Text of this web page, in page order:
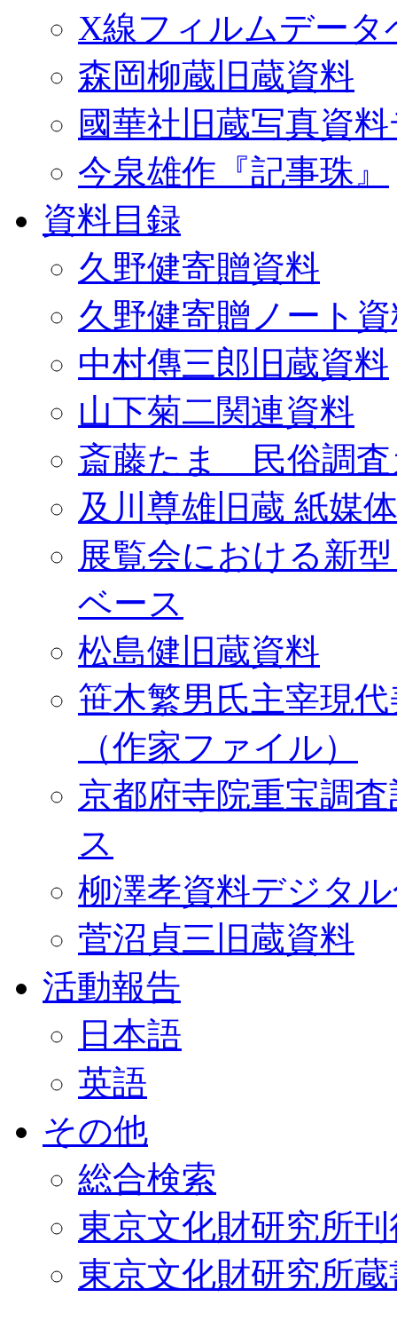
X線フィルムデータ
森岡柳蔵旧蔵資料
國華社旧蔵写真資
今泉雄作『記事珠』
資料目録
久野健寄贈資料
久野健寄贈ノート
中村傳三郎旧蔵資料
山下菊二関連資料
斎藤たま 民俗調査
及川尊雄旧蔵 紙媒
展覧会における新
ベース
松島健旧蔵資料
笹木繁男氏主宰現
（作家ファイル）
京都府寺院重宝調
ス
柳澤孝資料デジタ
菅沼貞三旧蔵資料
活動報告
日本語
英語
その他
総合検索
東京文化財研究所
東京文化財研究所